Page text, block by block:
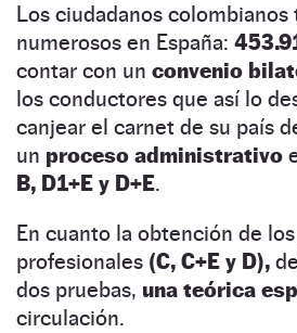
Los ciudadanos colombianos
numerosos en España:
contar con un convenio
los conductores que así lo
canjear el carnet de su país
un proceso administrativo
B, D1+E y D+E.
En cuanto la obtención de
profesionales (C, C+E y D),
dos pruebas, una teórica
circulación.